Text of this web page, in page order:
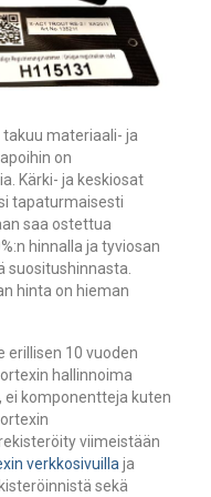
materiaali- ja
on
Kärki- ja keskiosat
tapaturmaisesti
saa ostettua
hinnalla ja tyviosan
suositushinnasta.
hinta on hieman
erillisen 10 vuoden
hallinnoima
ei komponentteja kuten
viimeistään
verkkosivuillaja
sekä